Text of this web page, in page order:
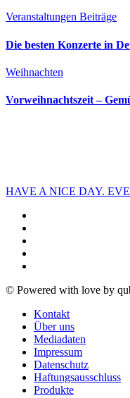
Veranstaltungen Beiträge
Die besten Konzerte in
Weihnachten
Vorweihnachtszeit –
HAVE A NICE DAY.
© Powered with love by
Kontakt
Über uns
Mediadaten
Impressum
Datenschutz
Haftungsausschluss
Produkte